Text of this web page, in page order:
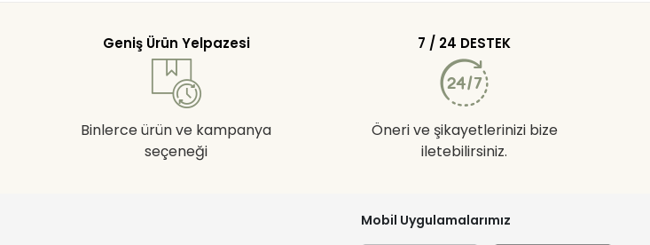
Geniş Ürün Yelpazesi
Binlerce ürün ve kampanya
seçeneği
7 / 24 DESTEK
Öneri ve şikayetlerinizi bize
iletebilirsiniz.
Mobil Uygulamalarımız